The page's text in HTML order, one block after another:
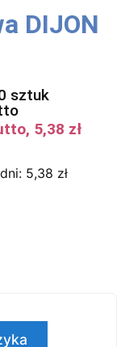
DIJON
sztuk
5,38 zł
5,38 zł